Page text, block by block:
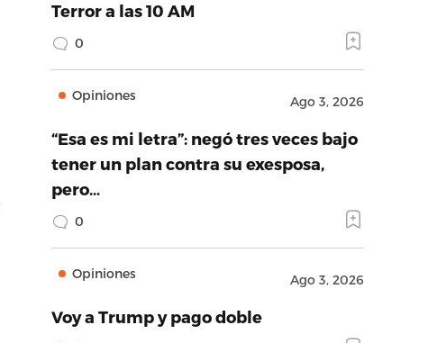
Terror a las 10 AM
0
Opiniones Ago 3, 2026
“Esa es mi letra”: negó tres veces bajo
tener un plan contra su exesposa,
pero…
0
Opiniones Ago 3, 2026
Voy a Trump y pago doble